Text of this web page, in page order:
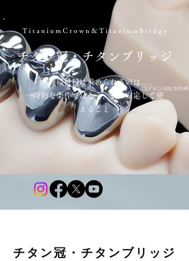
T i t a n i u m C r o w n ＆ T i t a n i u m B r i d g e
​チタン冠・チタンブリッジ
補綴材料に求められるのは
一時的な条件ではなく、長く安定して使
えること
チタン冠・チタンブリッジ